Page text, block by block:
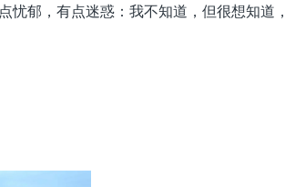
忧郁，有点迷惑：我不知道，但很想知道